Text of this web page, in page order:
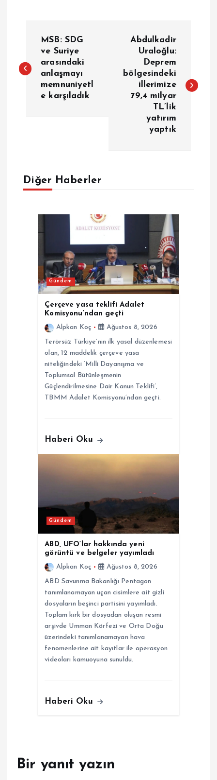
z
z
MSB: SDG
ve Suriye
arasındaki
anlaşmayı
memnuniyetl
e karşıladık
Abdulkadir
Uraloğlu:
Deprem
bölgesindeki
illerimize
79,4 milyar
TL’lik
yatırım
yaptık
Diğer Haberler
Gündem
Çerçeve yasa teklifi Adalet
Komisyonu’ndan geçti
Alpkan Koç
Ağustos 8, 2026
Terörsüz Türkiye’nin ilk yasal düzenlemesi
olan, 12 maddelik çerçeve yasa
niteliğindeki ‘Milli Dayanışma ve
Toplumsal Bütünleşmenin
Güçlendirilmesine Dair Kanun Teklifi’,
TBMM Adalet Komisyonu’ndan geçti.
Haberi Oku
Gündem
ABD, UFO’lar hakkında yeni
görüntü ve belgeler yayımladı
Alpkan Koç
Ağustos 8, 2026
ABD Savunma Bakanlığı Pentagon
tanımlanamayan uçan cisimlere ait gizli
dosyaların beşinci partisini yayımladı.
Toplam kırk bir dosyadan oluşan resmi
arşivde Umman Körfezi ve Orta Doğu
üzerindeki tanımlanamayan hava
fenomenlerine ait kayıtlar ile operasyon
videoları kamuoyuna sunuldu.
Haberi Oku
Bir yanıt yazın